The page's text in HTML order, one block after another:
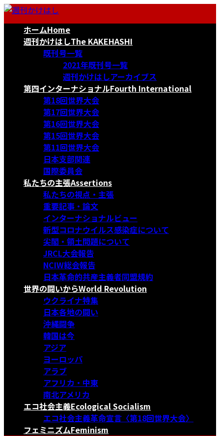
コ
ナ
ホームHome
週刊かけはしThe KAKEHASHI
既刊号一覧
2021年既刊号一覧
週刊かけはしアーカイブス
第四インターナショナルFourth International
第18回世界大会
第17回世界大会
第16回世界大会
第15回世界大会
第11回世界大会
日本支部関連
国際委員会
私たちの主張Assertions
私たちの視点・主張
重要記事・論文
インターナショナルビュー
新型コロナウイルス感染症について
尖閣・領土問題について
JRCL大会報告
NCIW総会報告
日本革命的共産主義者同盟規約
世界の闘いからWorld Revolution
ウクライナ特集
日本各地の闘い
沖縄闘争
韓国は今
アジア
ヨーロッパ
アラブ
アフリカ・中東
南北アメリカ
エコ社会主義Ecological Socialism
エコ社会主義革命宣言〈第18回世界大会〉
フェミニズムFeminism